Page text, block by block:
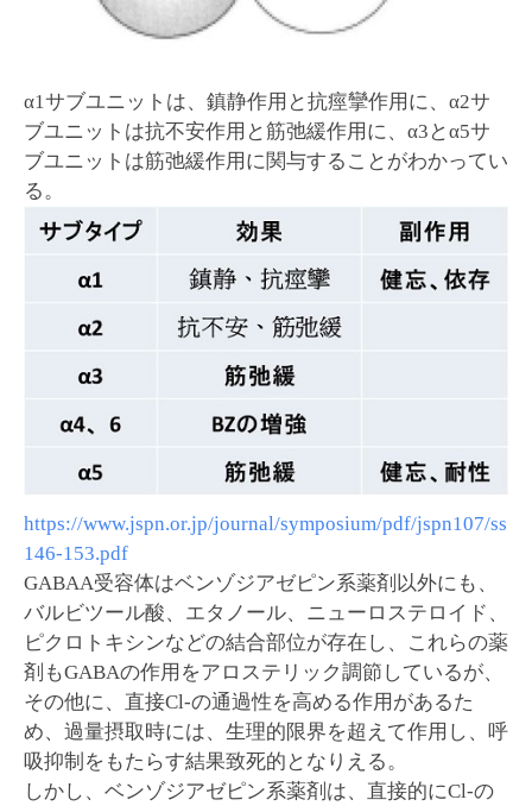
α1サブユニットは、鎮静作用と抗痙攣作用に、α2サ
ブユニットは抗不安作用と筋弛緩作用に、α3とα5サ
ブユニットは筋弛緩作用に関与することがわかってい
る。
https://www.jspn.or.jp/journal/symposium/pdf/jspn107/ss
146-153.pdf
GABAA受容体はベンゾジアゼピン系薬剤以外にも、
バルビツール酸、エタノール、ニューロステロイド、
ピクロトキシンなどの結合部位が存在し、これらの薬
剤もGABAの作用をアロステリック調節しているが、
その他に、直接Cl-の通過性を高める作用があるた
め、過量摂取時には、生理的限界を超えて作用し、呼
吸抑制をもたらす結果致死的となりえる。
しかし、ベンゾジアゼピン系薬剤は、直接的にCl-の